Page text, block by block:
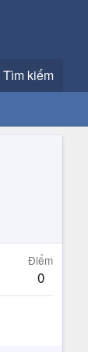
Tìm kiếm
Điểm
0